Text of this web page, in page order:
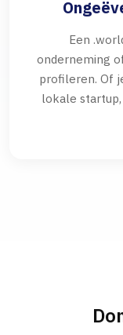
Een
onderneming
profileren. Of
lokale